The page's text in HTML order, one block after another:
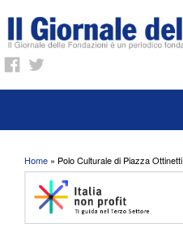
Tu sei qui
Home » Polo Culturale di Piazza Ottinetti